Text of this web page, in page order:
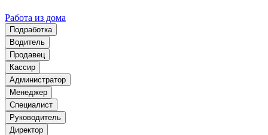
Работа из дома
Подработка
Водитель
Продавец
Кассир
Администратор
Менеджер
Специалист
Руководитель
Директор